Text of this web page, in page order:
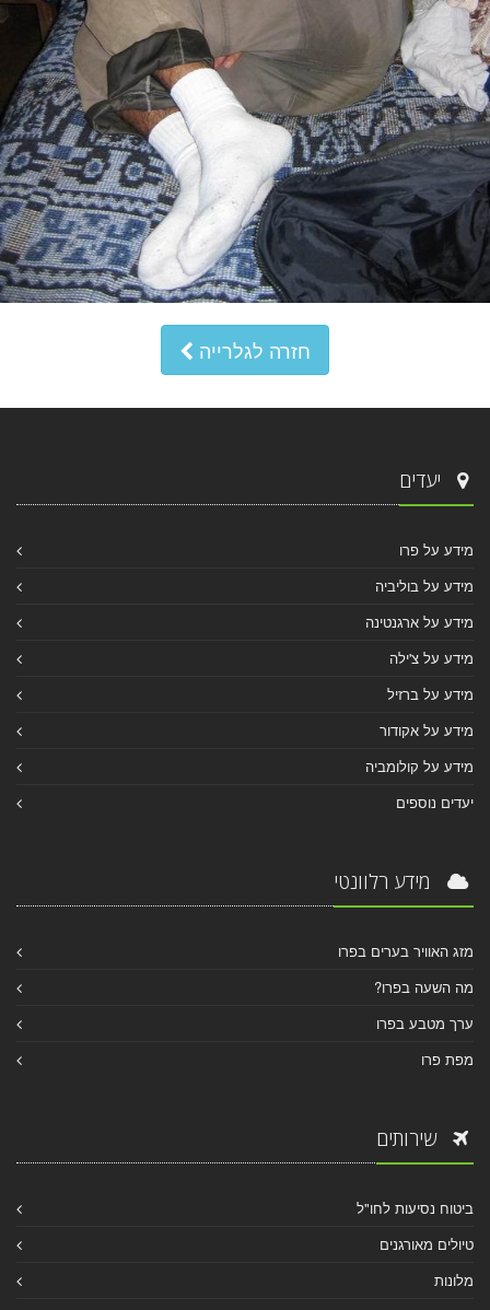
חזרה לגלרייה
יעדים
מידע על פרו
מידע על בוליביה
מידע על ארגנטינה
מידע על צ'ילה
מידע על ברזיל
מידע על אקודור
מידע על קולומביה
יעדים נוספים
מידע רלוונטי
מזג האוויר בערים בפרו
מה השעה בפרו?
ערך מטבע בפרו
מפת פרו
שירותים
ביטוח נסיעות לחו"ל
טיולים מאורגנים
מלונות